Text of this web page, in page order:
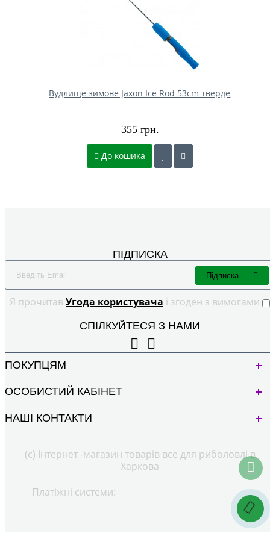
Вудлище зимове Jaxon Ice Rod 53cm тверде
355 грн.
До кошика
ПІДПИСКА
Я прочитав Угода користувача і згоден з вимогами
Підписка
СПІЛКУЙТЕСЯ З НАМИ
ПОКУПЦЯМ
ОСОБИСТИЙ КАБІНЕТ
НАШІ КОНТАКТИ
(с) Інтернет -магазин товарів все для риболовлі в
Харкова
Платіжні системи: